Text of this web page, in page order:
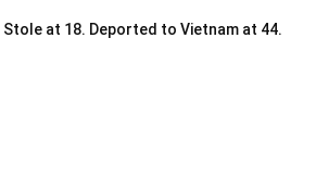
at 18. Deported to Vietnam at 44.